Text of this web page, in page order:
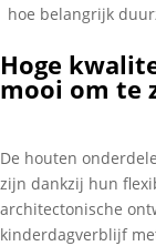
hoe belangrijk
Hoge
mooi om te
De houten
zijn dankzij hun
architectonische
kinderdagverblijf